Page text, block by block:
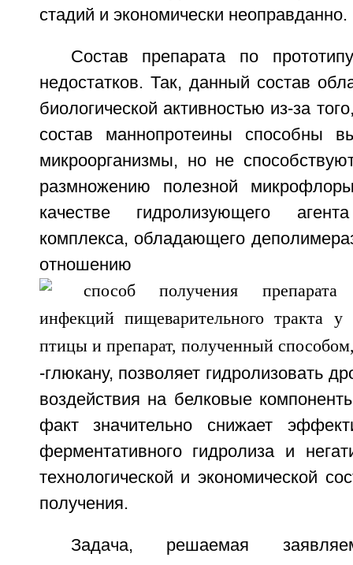
стадий и экономически неоправданно.
Состав препарата по
недостатков. Так, данный состав
биологической активностью из-за
состав маннопротеины способны
микроорганизмы, но не
размножению полезной
качестве гидролизующего
комплекса, обладающего
-глюкану, позволяет гидролизовать
воздействия на белковые
факт значительно снижает
ферментативного гидролиза и
технологической и экономической
получения.
Задача, решаемая